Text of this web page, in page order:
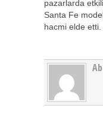
pazarlarda
Santa Fe
hacmi elde etti.